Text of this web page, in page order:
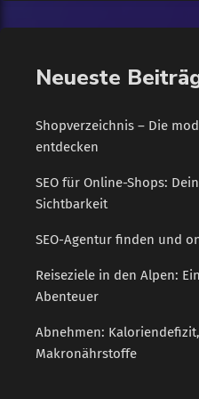
Neueste
Shopverzeichnis – Die
entdecken
SEO für Online-Shops:
Sichtbarkeit
SEO-Agentur finden und
Reiseziele in den Alpen:
Abenteuer
Abnehmen:
Makronährstoffe